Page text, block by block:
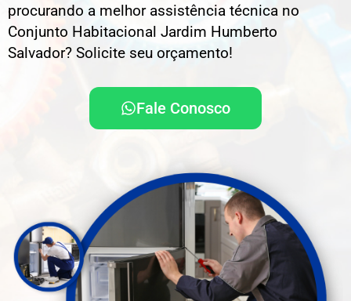
procurando a melhor assistência técnica no
Conjunto Habitacional Jardim Humberto
Salvador? Solicite seu orçamento!
Fale Conosco